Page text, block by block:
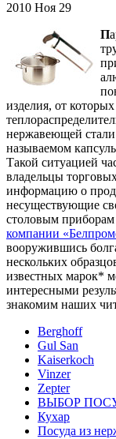
2010 Ноя 29
П
изделия, от
нержавеющей стали
называемом
Такой ситуацией
владельцы
информацию о
несуществующие
столовым
компании
вооружившись
нескольких
известных марок*
интересными
знакомим наших
Berghoff
Gul San
Kaiserkoch
Vinzer
Zepter
ВЫБОР
Кухар
Посуда из